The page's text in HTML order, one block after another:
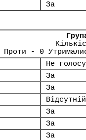
За
- 0
Не
За
За
Відсутній
За
За
За